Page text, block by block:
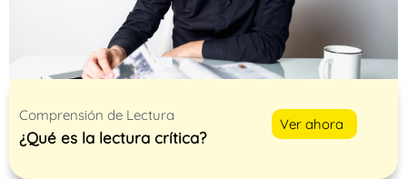
Comprensión de Lectura
¿Qué es la lectura crítica?
Ver ahora